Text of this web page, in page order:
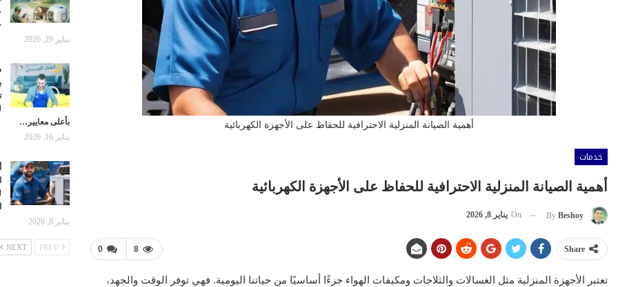
أهمية الصيانة المنزلية الاحترافية للحفاظ على الأجهزة الكهربائية
خدمات
أهمية الصيانة المنزلية الاحترافية للحفاظ على الأجهزة الكهربائية
By Beshoy
On يناير 8, 2026
0 8 Share
تعتبر الأجهزة المنزلية مثل الغسالات والثلاجات ومكيفات الهواء جزءًا أساسيًا من حياتنا اليومية. فهي توفر الوقت والجهد،
يناير 29, 2026
بأعلى معايير…
يناير 16, 2026
يناير 8, 2026
NEXT